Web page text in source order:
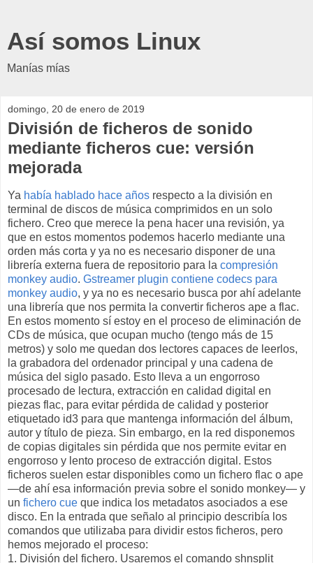
Así somos Linux
Manías mías
domingo, 20 de enero de 2019
División de ficheros de sonido
mediante ficheros cue: versión
mejorada
Ya había hablado hace años respecto a la división en
terminal de discos de música comprimidos en un solo
fichero. Creo que merece la pena hacer una revisión, ya
que en estos momentos podemos hacerlo mediante una
orden más corta y ya no es necesario disponer de una
librería externa fuera de repositorio para la compresión
monkey audio. Gstreamer plugin contiene codecs para
monkey audio, y ya no es necesario busca por ahí adelante
una librería que nos permita la convertir ficheros ape a flac.
En estos momento sí estoy en el proceso de eliminación de
CDs de música, que ocupan mucho (tengo más de 15
metros) y solo me quedan dos lectores capaces de leerlos,
la grabadora del ordenador principal y una cadena de
música del siglo pasado. Esto lleva a un engorroso
procesado de lectura, extracción en calidad digital en
piezas flac, para evitar pérdida de calidad y posterior
etiquetado id3 para que mantenga información del álbum,
autor y título de pieza. Sin embargo, en la red disponemos
de copias digitales sin pérdida que nos permite evitar en
engorroso y lento proceso de extracción digital. Estos
ficheros suelen estar disponibles como un fichero flac o ape
—de ahí esa información previa sobre el sonido monkey— y
un fichero cue que indica los metadatos asociados a ese
disco. En la entrada que señalo al principio describía los
comandos que utilizaba para dividir estos ficheros, pero
hemos mejorado el proceso:
1. División del fichero. Usaremos el comando shnsplit